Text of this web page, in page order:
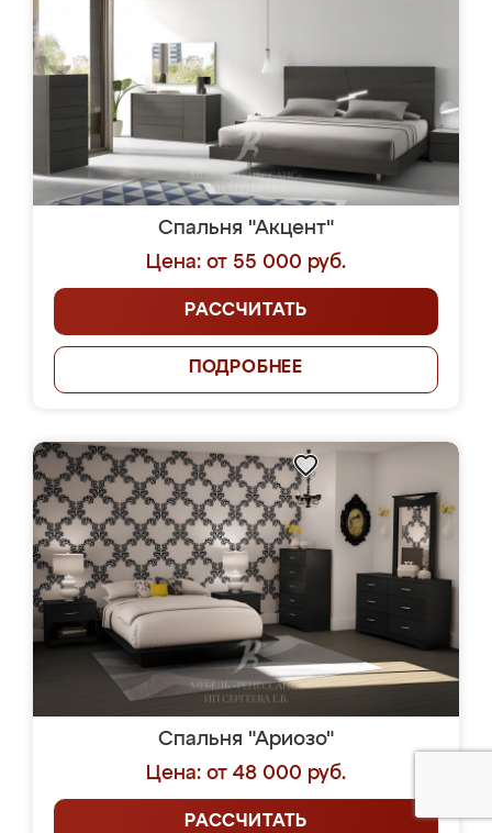
Спальня "Акцент"
Цена: от 55 000 руб.
РАССЧИТАТЬ
ПОДРОБНЕЕ
Спальня "Ариозо"
Цена: от 48 000 руб.
РАССЧИТАТЬ